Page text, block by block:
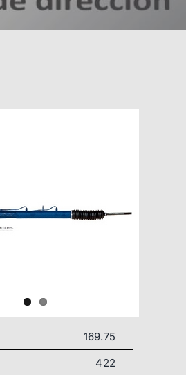
169.75
422